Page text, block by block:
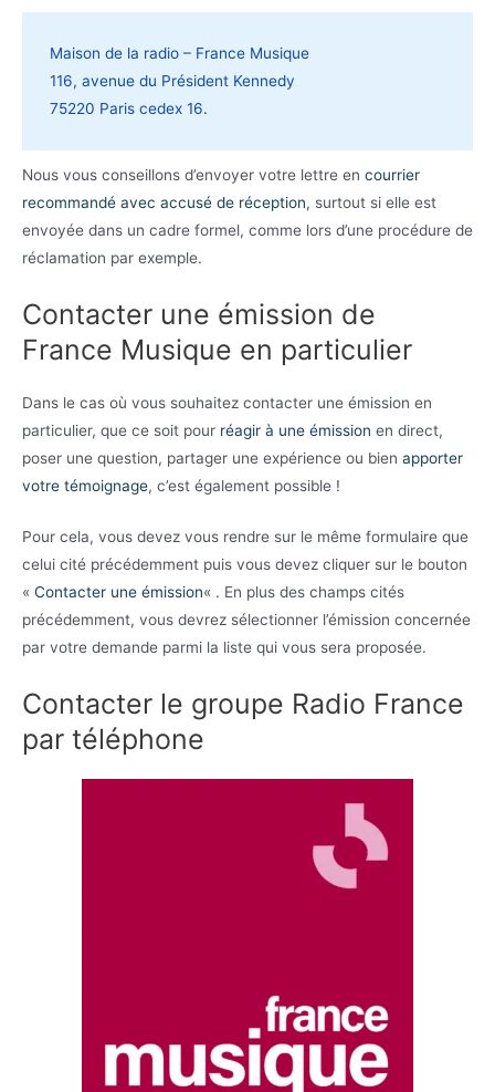
Maison de la radio – France Musique
116, avenue du Président Kennedy
75220 Paris cedex 16.
Nous vous conseillons d’envoyer votre lettre en courrier
recommandé avec accusé de réception, surtout si elle est
envoyée dans un cadre formel, comme lors d’une procédure de
réclamation par exemple.
Contacter une émission de
France Musique en particulier
Dans le cas où vous souhaitez contacter une émission en
particulier, que ce soit pour réagir à une émission en direct,
poser une question, partager une expérience ou bien apporter
votre témoignage, c’est également possible !
Pour cela, vous devez vous rendre sur le même formulaire que
celui cité précédemment puis vous devez cliquer sur le bouton
« Contacter une émission« . En plus des champs cités
précédemment, vous devrez sélectionner l’émission concernée
par votre demande parmi la liste qui vous sera proposée.
Contacter le groupe Radio France
par téléphone